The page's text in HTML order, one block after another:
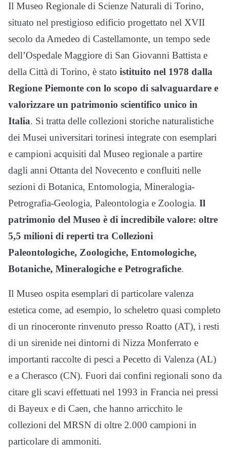
Il Museo Regionale di Scienze Naturali di Torino,
situato nel prestigioso edificio progettato nel XVII
secolo da Amedeo di Castellamonte, un tempo sede
dell’Ospedale Maggiore di San Giovanni Battista e
della Città di Torino, è stato istituito nel 1978 dalla
Regione Piemonte con lo scopo di salvaguardare e
valorizzare un patrimonio scientifico unico in
Italia. Si tratta delle collezioni storiche naturalistiche
dei Musei universitari torinesi integrate con esemplari
e campioni acquisiti dal Museo regionale a partire
dagli anni Ottanta del Novecento e confluiti nelle
sezioni di Botanica, Entomologia, Mineralogia-
Petrografia-Geologia, Paleontologia e Zoologia. Il
patrimonio del Museo è di incredibile valore: oltre
5,5 milioni di reperti tra Collezioni
Paleontologiche, Zoologiche, Entomologiche,
Botaniche, Mineralogiche e Petrografiche.
Il Museo ospita esemplari di particolare valenza
estetica come, ad esempio, lo scheletro quasi completo
di un rinoceronte rinvenuto presso Roatto (AT), i resti
di un sirenide nei dintorni di Nizza Monferrato e
importanti raccolte di pesci a Pecetto di Valenza (AL)
e a Cherasco (CN). Fuori dai confini regionali sono da
citare gli scavi effettuati nel 1993 in Francia nei pressi
di Bayeux e di Caen, che hanno arricchito le
collezioni del MRSN di oltre 2.000 campioni in
particolare di ammoniti.